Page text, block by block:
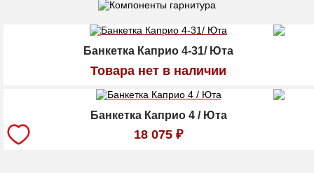
Банкетка Каприо 4-31/ Юта
Товара нет в наличии
Банкетка Каприо 4 / Юта
18 075 ₽